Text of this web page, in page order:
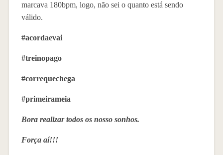
marcava 180bpm, logo, não sei o quanto está sendo
válido.
#acordaevai
#treinopago
#correquechega
#primeirameia
Bora realizar todos os nosso sonhos.
Força aí!!!